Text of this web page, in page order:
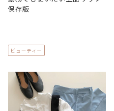
保存版
ビューティー